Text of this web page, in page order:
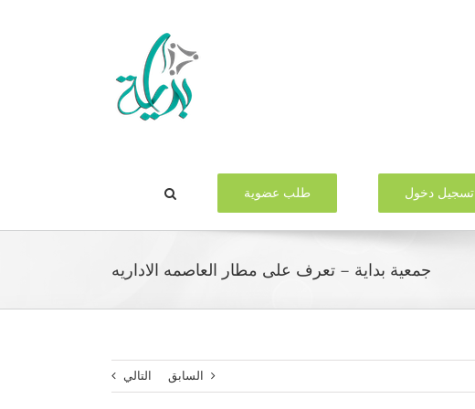
تسجيل دخول طلب عضوية
جمعية بداية – تعرف على مطار العاصمه الاداريه
السابق التالي